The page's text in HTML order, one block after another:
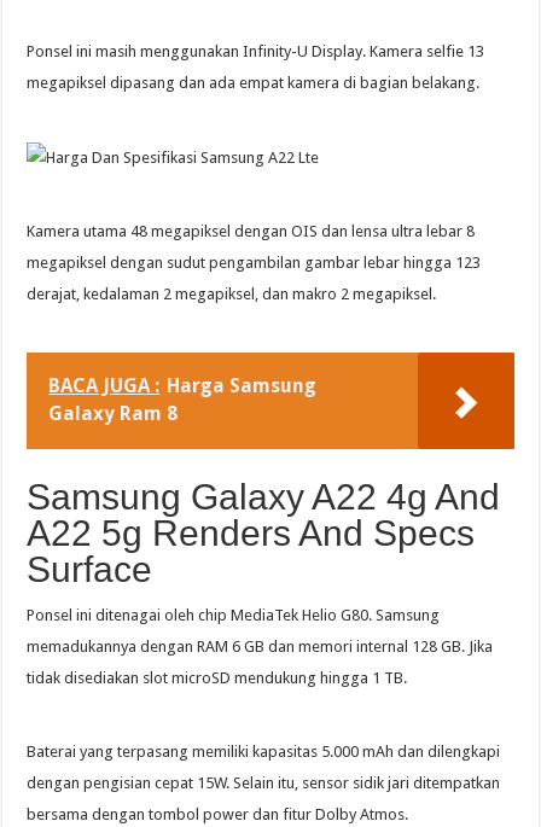
Ponsel ini masih menggunakan Infinity-U Display. Kamera selfie 13
megapiksel dipasang dan ada empat kamera di bagian belakang.
Kamera utama 48 megapiksel dengan OIS dan lensa ultra lebar 8
megapiksel dengan sudut pengambilan gambar lebar hingga 123
derajat, kedalaman 2 megapiksel, dan makro 2 megapiksel.
BACA JUGA : Harga Samsung
Galaxy Ram 8
Samsung Galaxy A22 4g And
A22 5g Renders And Specs
Surface
Ponsel ini ditenagai oleh chip MediaTek Helio G80. Samsung
memadukannya dengan RAM 6 GB dan memori internal 128 GB. Jika
tidak disediakan slot microSD mendukung hingga 1 TB.
Baterai yang terpasang memiliki kapasitas 5.000 mAh dan dilengkapi
dengan pengisian cepat 15W. Selain itu, sensor sidik jari ditempatkan
bersama dengan tombol power dan fitur Dolby Atmos.